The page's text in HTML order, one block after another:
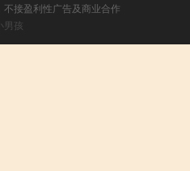
接盈利性广告及商业合作
男孩